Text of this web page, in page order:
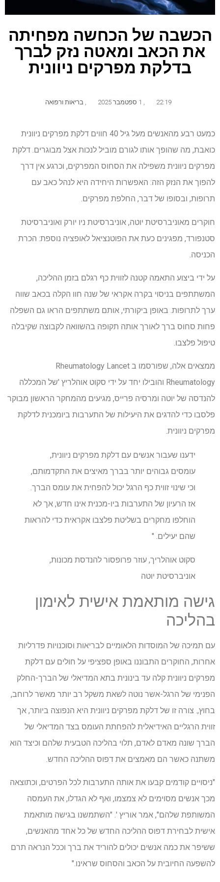
הכשבה של הכחשה מפחיתה
את הכאב ומאטה נזק לברך
בדלקת מפרקים ניוונית
22:19 בריאות ורפואה
כמעט רבע מהאנשים מעל גיל 40 חווים דלקת מפרקים ניוונית
כואבת, מה שהופך אותו לגורם מוביל לנכות אצל מבוגרים. דלקת
מפרקים ניוונית משפילה את הסחוס המפרקים, וכרגע אין דרך
להפוך את הנזק הזה: האפשרות היחידה היא לנהל כאב עם
תרופות, ובסופו של דבר, החלפת מפרקים.
חוקרים מאוניברסיטת יוטה, אוניברסיטת ניו יורק ואוניברסיטת
סטנפורד, מפגינים כעת את הפוטנציאל לאופציה נוספת: הכרת
הכניסה.
על ידי ביצוע התאמה קטנה לזווית כף רגלם בזמן ההליכה,
המשתתפים בניסוי בקרה אקראי של שנה חוו הקלה בכאב שווה
ערך לתרופות. באופן ביקורתי, אותם משתתפים הראו גם השפלה
פחות סחוס ברך לאורך אותה תקופה בהשוואה לקבוצה שקיבלה
טיפול פלצבו.
ממצאים אלה, שפורסמו ב Rheumatology Lancet
Rheumatology והובילו יחד על ידי סקוט אוהלריץ 'של המכללה
להנדסה של יוטה ומרסיה פרייס, מגיעים מהמחקר הראשון מבוקר
פלסבו כדי להדגים את היעילות של התערבות ביומכנית לדלקת
מפרקים ניוונית.
ידענו שעבור אנשים עם דלקת מפרקים ניוונית,
עומסים גבוהים יותר בברך מאיצים את התקדמותם,
וכי שינוי זווית כף הרגל יכול להפחית את עומס הברך.
אז הרעיון של התערבות ביו-מכנית אינו חדש, אך לא
הוחלפו מחקרים בשליטת פלצבו אקראית כדי להראות
שהם יעילים. "
סקוט אוהלריך, עוזר פרופסור להנדסת מכונות,
אוניברסיטת יוטה
גישה מותאמת אישית לאימון
בהליכה
עם תמיכה של המוסדות הלאומיים לבריאות וסוכנויות פדרליות
אחרות, החוקרים התבוננו באופן ספציפי על חולים עם דלקת
מפרקים ניוונית קלה עד בינונית בתא המדיאלי של הברך-החלק
הפנימי של הרגל-אשר נוטה לשאת משקל רב יותר מאשר לרוחב,
בחוץ,. צורה זו של דלקת מפרקים ניוונית היא הנפוצה ביותר, אך
זווית הרגליים האידיאלית להפחתת העומס בצד המדיאלי של
הברך שונה מאדם לאדם, תלוי בהליכה הטבעית שלהם וכיצד הוא
משתנה כאשר הם מאמצים את דפוס ההליכה החדש.
"ניסויים קודמים קבעו את אותה התערבות לכל הפרטים, וכתוצאה
מכך אנשים מסוימים לא צמצמו, ואף לא הגדלו, את העמסה
המשותפת שלהם", אמר אוריץ '. "השתמשנו בגישה מותאמת
אישית לבחירת דפוס ההליכה החדש של כל אחד מהאנשים,
ששיפר את כמה אנשים יכולים להוריד את ברך וככל הנראה תרם
להשפעה החיובית על הכאב והסחוס שראינו."